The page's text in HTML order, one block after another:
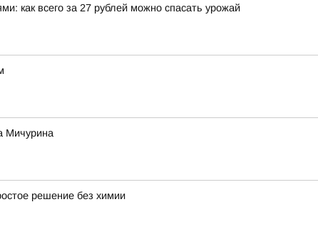
как всего за 27 рублей можно спасать урожай
Мичурина
решение без химии